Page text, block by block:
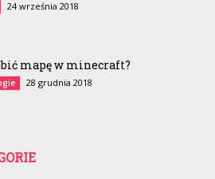
24 września 2018
mapę w minecraft?
28 grudnia 2018